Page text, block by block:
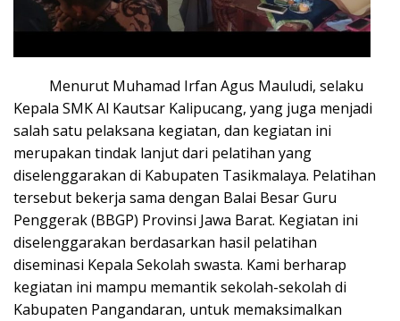
Menurut Muhamad Irfan Agus Mauludi, selaku
Kepala SMK Al Kautsar Kalipucang, yang juga menjadi
salah satu pelaksana kegiatan, dan kegiatan ini
merupakan tindak lanjut dari pelatihan yang
diselenggarakan di Kabupaten Tasikmalaya. Pelatihan
tersebut bekerja sama dengan Balai Besar Guru
Penggerak (BBGP) Provinsi Jawa Barat. Kegiatan ini
diselenggarakan berdasarkan hasil pelatihan
diseminasi Kepala Sekolah swasta. Kami berharap
kegiatan ini mampu memantik sekolah-sekolah di
Kabupaten Pangandaran, untuk memaksimalkan